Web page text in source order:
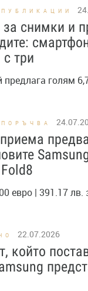
за снимки и
три
предлага голям
евро | 391.17 лв.
22.07.2026
който